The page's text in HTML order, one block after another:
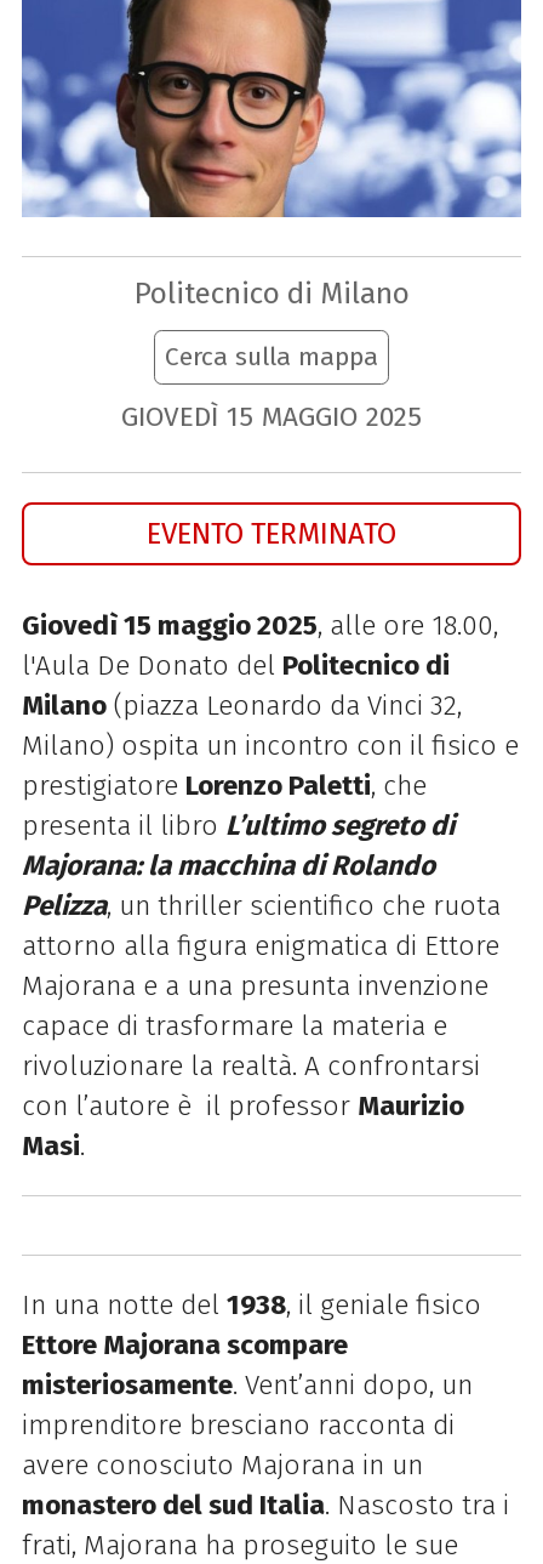
Politecnico di Milano
Cerca sulla mappa
GIOVEDÌ 15 MAGGIO 2025
EVENTO TERMINATO
Giovedì 15 maggio 2025, alle ore 18.00,
l'Aula De Donato del Politecnico di
Milano(piazza Leonardo da Vinci 32,
Milano) ospita un incontro con il fisico e
prestigiatore Lorenzo Paletti, che
presenta il libro L’ultimo segreto di
Majorana: la macchina di Rolando
Pelizza, un thriller scientifico che ruota
attorno alla figura enigmatica di Ettore
Majorana e a una presunta invenzione
capace di trasformare la materia e
rivoluzionare la realtà. A confrontarsi
con l’autore è il professor Maurizio
Masi.
In una notte del 1938, il geniale fisico
Ettore Majorana scompare
misteriosamente. Vent’anni dopo, un
imprenditore bresciano racconta di
avere conosciuto Majorana in un
monastero del sud Italia. Nascosto tra i
frati, Majorana ha proseguito le sue